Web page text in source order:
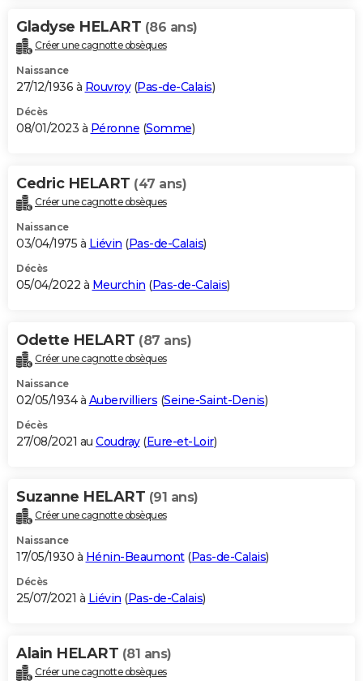
Gladyse HELART (86 ans)
Créer une cagnotte obsèques
Naissance
27/12/1936 à Rouvroy(Pas-de-Calais)
Décès
08/01/2023 à Péronne (Somme)
Cedric HELART (47 ans)
Créer une cagnotte obsèques
Naissance
03/04/1975 à Liévin (Pas-de-Calais)
Décès
05/04/2022 à Meurchin (Pas-de-Calais)
Odette HELART (87 ans)
Créer une cagnotte obsèques
Naissance
02/05/1934 à Aubervilliers (Seine-Saint-Denis)
Décès
27/08/2021 au Coudray(Eure-et-Loir)
Suzanne HELART (91 ans)
Créer une cagnotte obsèques
Naissance
17/05/1930 à Hénin-Beaumont(Pas-de-Calais)
Décès
25/07/2021 à Liévin (Pas-de-Calais)
Alain HELART (81 ans)
Créer une cagnotte obsèques